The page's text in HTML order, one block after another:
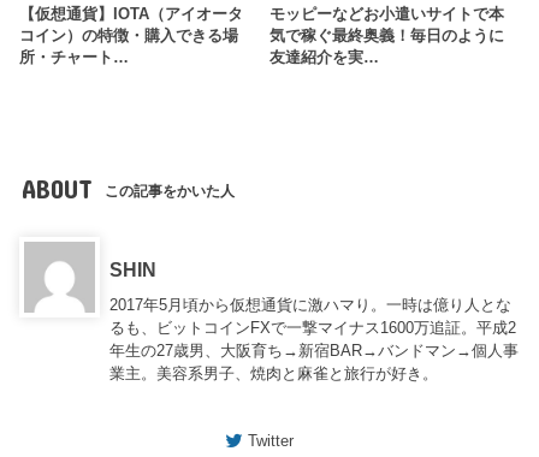
【仮想通貨】IOTA（アイオータ
コイン）の特徴・購入できる場
所・チャート…
モッピーなどお小遣いサイトで本
気で稼ぐ最終奥義！毎日のように
友達紹介を実…
ABOUT この記事をかいた人
SHIN
2017年5月頃から仮想通貨に激ハマり。一時は億り人とな
るも、ビットコインFXで一撃マイナス1600万追証。平成2
年生の27歳男、大阪育ち→新宿BAR→バンドマン→個人事
業主。美容系男子、焼肉と麻雀と旅行が好き。
Twitter